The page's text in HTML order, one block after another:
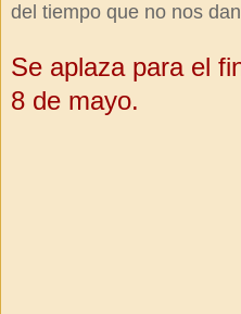
del tiempo que no nos
Se aplaza para el
8 de mayo.